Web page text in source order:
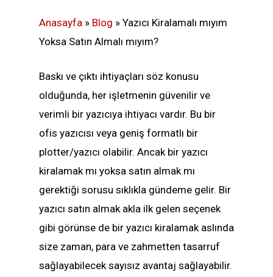
Anasayfa » Blog » Yazıcı Kiralamalı mıyım
Yoksa Satın Almalı mıyım?
Baskı ve çıktı ihtiyaçları söz konusu
olduğunda, her işletmenin güvenilir ve
verimli bir yazıcıya ihtiyacı vardır. Bu bir
ofis yazıcısı veya geniş formatlı bir
plotter/yazıcı olabilir. Ancak bir yazıcı
kiralamak mı yoksa satın almak mı
gerektiği sorusu sıklıkla gündeme gelir. Bir
yazıcı satın almak akla ilk gelen seçenek
gibi görünse de bir yazıcı kiralamak aslında
size zaman, para ve zahmetten tasarruf
sağlayabilecek sayısız avantaj sağlayabilir.